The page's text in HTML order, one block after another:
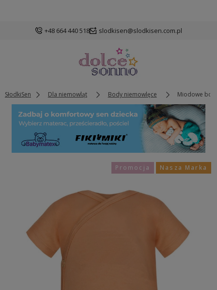
+48 664 440 518 slodkisen@slodkisen.com.pl
SłodkiSen Dla niemowląt Body niemowlęce Miodowe
Promocja Nasza Marka